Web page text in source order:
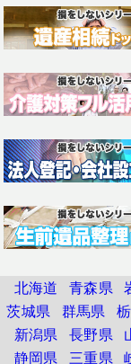
北海道 青森県
茨城県 群馬県
新潟県 長野県
静岡県 三重県